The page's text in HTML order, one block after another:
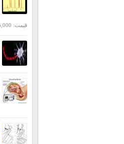
قیمت: 125,000 تومان